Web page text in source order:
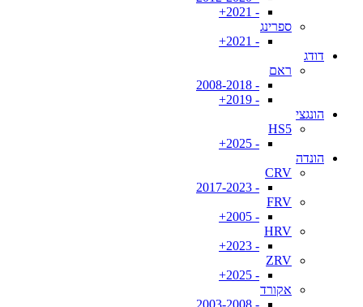
- 2021+
ספרינג
- 2021+
דודג
ראם
- 2008-2018
- 2019+
הונגצי
HS5
- 2025+
הונדה
CRV
- 2017-2023
FRV
- 2005+
HRV
- 2023+
ZRV
- 2025+
אקורד
- 2003-2008